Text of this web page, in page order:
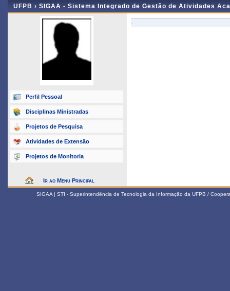
UFPB › SIGAA - Sistema Integrado de Gestão de Atividades
Perfil Pessoal
Disciplinas Ministradas
Projetos de Pesquisa
Atividades de Extensão
Projetos de Monitoria
Ir ao Menu Principal
-
SIGAA | STI - Superintendência de Tecnologia da Informação da UFPB /